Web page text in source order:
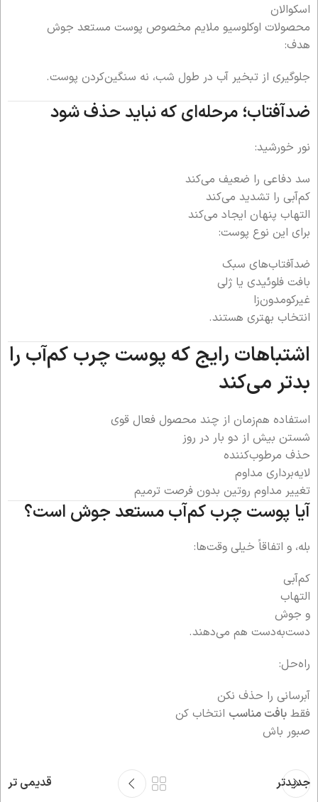
اسکوالان
محصولات اوکلوسیو ملایم مخصوص پوست مستعد جوش
هدف:
جلوگیری از تبخیر آب در طول شب، نه سنگین‌کردن پوست.
ضدآفتاب؛ مرحله‌ای که نباید حذف شود
نور خورشید:
سد دفاعی را ضعیف می‌کند
کم‌آبی را تشدید می‌کند
التهاب پنهان ایجاد می‌کند
برای این نوع پوست:
ضدآفتاب‌های سبک
بافت فلوئیدی یا ژلی
غیرکومدون‌زا
انتخاب بهتری هستند.
اشتباهات رایج که پوست چرب کم‌آب را
بدتر می‌کند
استفاده هم‌زمان از چند محصول فعال قوی
شستن بیش از دو بار در روز
حذف مرطوب‌کننده
لایه‌برداری مداوم
تغییر مداوم روتین بدون فرصت ترمیم
آیا پوست چرب کم‌آب مستعد جوش است؟
بله، و اتفاقاً خیلی وقت‌ها:
کم‌آبی
التهاب
و جوش
دست‌به‌دست هم می‌دهند.
راه‌حل:
آبرسانی را حذف نکن
فقط بافت مناسب انتخاب کن
صبور باش
جدیدتر قدیمی تر